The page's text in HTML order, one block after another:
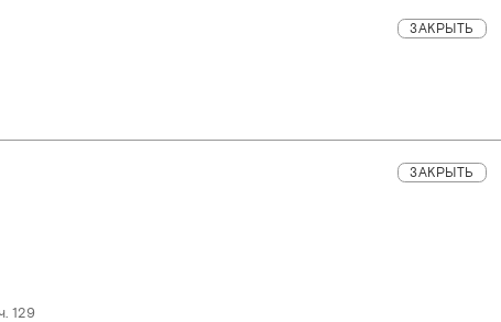
ЗАКРЫТЬ
ЗАКРЫТЬ
129